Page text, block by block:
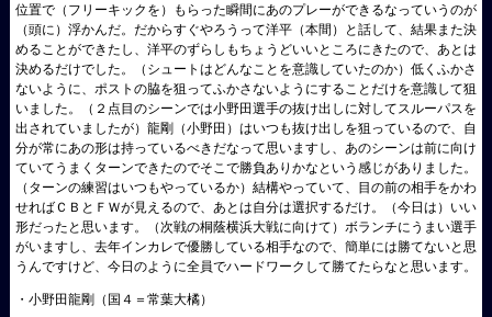
位置で（フリーキックを）もらった瞬間にあのプレーができるなっていうのが
（頭に）浮かんだ。だからすぐやろうって洋平（本間）と話して、結果また決
めることができたし、洋平のずらしもちょうどいいところにきたので、あとは
決めるだけでした。（シュートはどんなことを意識していたのか）低くふかさ
ないように、ポストの脇を狙ってふかさないようにすることだけを意識して狙
いました。（２点目のシーンでは小野田選手の抜け出しに対してスルーパスを
出されていましたが）龍剛（小野田）はいつも抜け出しを狙っているので、自
分が常にあの形は持っているべきだなって思いますし、あのシーンは前に向け
ていてうまくターンできたのでそこで勝負ありかなという感じがありました。
（ターンの練習はいつもやっているか）結構やっていて、目の前の相手をかわ
せればＣＢとＦＷが見えるので、あとは自分は選択するだけ。（今日は）いい
形だったと思います。（次戦の桐蔭横浜大戦に向けて）ボランチにうまい選手
がいますし、去年インカレで優勝している相手なので、簡単には勝てないと思
うんですけど、今日のように全員でハードワークして勝てたらなと思います。
・小野田龍剛（国４＝常葉大橘）